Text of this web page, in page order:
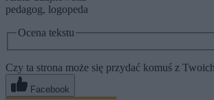
pedagog, logopeda
Ocena tekstu
Czy ta strona może się przydać komuś z
Facebook